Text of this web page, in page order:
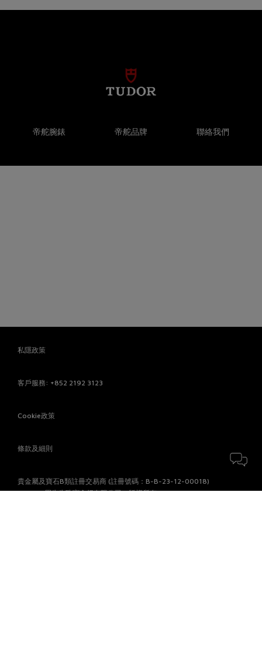
帝舵腕錶 帝舵品牌 聯絡我們
私隱政策
客戶服務: +852 2192 3123
Cookie政策
條款及細則
貴金屬及寶石B類註冊交易商 (註冊號碼：B-B-23-12-00018)
© 2026 周生生珠寶金行有限公司。版權所有。